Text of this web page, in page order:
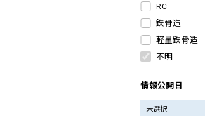
RC
鉄骨造
軽量鉄骨造
不明
情報公開日